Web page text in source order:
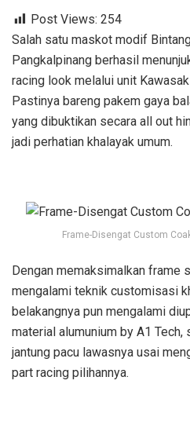
Post Views: 254
Salah satu maskot modif
Pangkalpinang berhasil
racing look melalui unit
Pastinya bareng pakem gaya
yang dibuktikan secara all out
jadi perhatian khalayak umum.
Frame-Disengat Custom
Dengan memaksimalkan frame
mengalami teknik customisasi
belakangnya pun mengalami
material alumunium by A1
jantung pacu lawasnya usai
part racing pilihannya.